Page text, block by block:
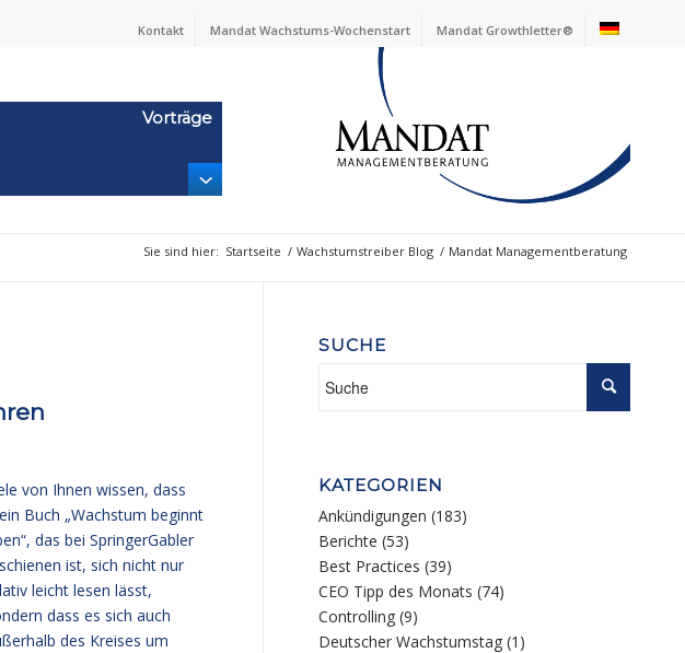
Kontakt Mandat Wachstums-Wochenstart Mandat Growthletter®
Vorträge
Sie sind hier: Startseite / Wachstumstreiber Blog / Mandat Managementberatung
von Ihnen wissen, dass
Buch „Wachstum beginnt
das bei SpringerGabler
ist, sich nicht nur
leicht lesen lässt,
dass es sich auch
des Kreises um
SUCHE
KATEGORIEN
Ankündigungen (183)
Berichte (53)
Best Practices (39)
CEO Tipp des Monats (74)
Controlling (9)
Deutscher Wachstumstag (1)